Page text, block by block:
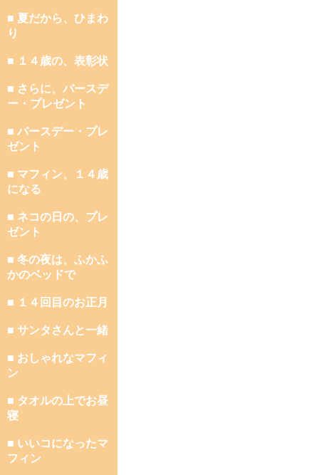
■ 夏だから、ひまわ
り
■ １４歳の、表彰状
■ さらに、バースデ
ー・プレゼント
■ バースデー・プレ
ゼント
■ マフィン、１４歳
になる
■ ネコの日の、プレ
ゼント
■ 冬の夜は、ふかふ
かのベッドで
■ １４回目のお正月
■ サンタさんと一緒
■ おしゃれなマフィ
ン
■ タオルの上でお昼
寝
■ いいコになったマ
フィン